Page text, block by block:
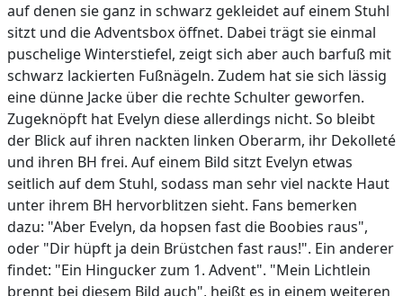
auf denen sie ganz in schwarz gekleidet auf einem Stuhl
sitzt und die Adventsbox öffnet. Dabei trägt sie einmal
puschelige Winterstiefel, zeigt sich aber auch barfuß mit
schwarz lackierten Fußnägeln. Zudem hat sie sich lässig
eine dünne Jacke über die rechte Schulter geworfen.
Zugeknöpft hat Evelyn diese allerdings nicht. So bleibt
der Blick auf ihren nackten linken Oberarm, ihr Dekolleté
und ihren BH frei. Auf einem Bild sitzt Evelyn etwas
seitlich auf dem Stuhl, sodass man sehr viel nackte Haut
unter ihrem BH hervorblitzen sieht. Fans bemerken
dazu: "Aber Evelyn, da hopsen fast die Boobies raus",
oder "Dir hüpft ja dein Brüstchen fast raus!". Ein anderer
findet: "Ein Hingucker zum 1. Advent". "Mein Lichtlein
brennt bei diesem Bild auch", heißt es in einem weiteren